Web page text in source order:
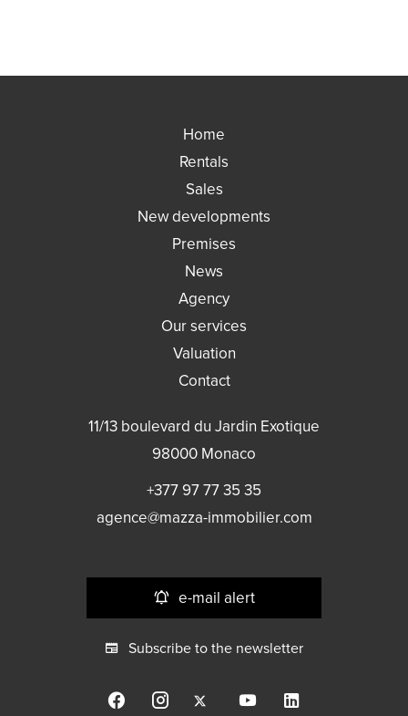
Home
Rentals
Sales
New developments
Premises
News
Agency
Our services
Valuation
Contact
11/13 boulevard du Jardin Exotique
98000 Monaco
+377 97 77 35 35
agence@mazza-immobilier.com
e-mail alert
Subscribe to the newsletter